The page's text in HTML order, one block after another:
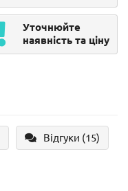
Уточнюйте
наявність та ціну
Відгуки (15)